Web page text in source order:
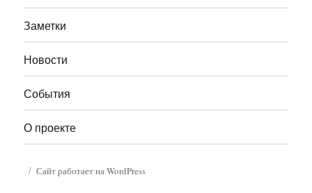
Заметки
Новости
События
О проекте
Сайт работает на WordPress